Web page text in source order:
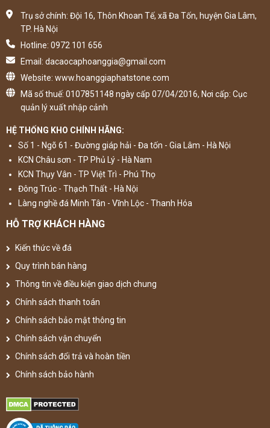
Trụ sở chính: Đội 16, Thôn Khoan Tế, xã Đa Tốn, huyện Gia Lâm,
TP. Hà Nội
Hotline: 0972 101 656
Email: dacaocaphoanggia@gmail.com
Website: www.hoanggiaphatstone.com
Mã số thuế: 0107851148 ngày cấp 07/04/2016, Nơi cấp: Cục
quản lý xuất nhập cảnh
HỆ THỐNG KHO CHÍNH HÃNG:
Số 1 - Ngõ 61 - Đường giáp hải - Đa tốn - Gia Lâm - Hà Nội
KCN Châu sơn - TP Phủ Lý - Hà Nam
KCN Thụy Vân - TP Việt Trì - Phú Thọ
Đông Trúc - Thạch Thất - Hà Nội
Làng nghề đá Minh Tân - Vĩnh Lộc - Thanh Hóa
HỖ TRỢ KHÁCH HÀNG
Kiến thức về đá
Quy trình bán hàng
Thông tin về điều kiện giao dịch chung
Chính sách thanh toán
Chính sách bảo mật thông tin
Chính sách vận chuyển
Chính sách đổi trả và hoàn tiền
Chính sách bảo hành